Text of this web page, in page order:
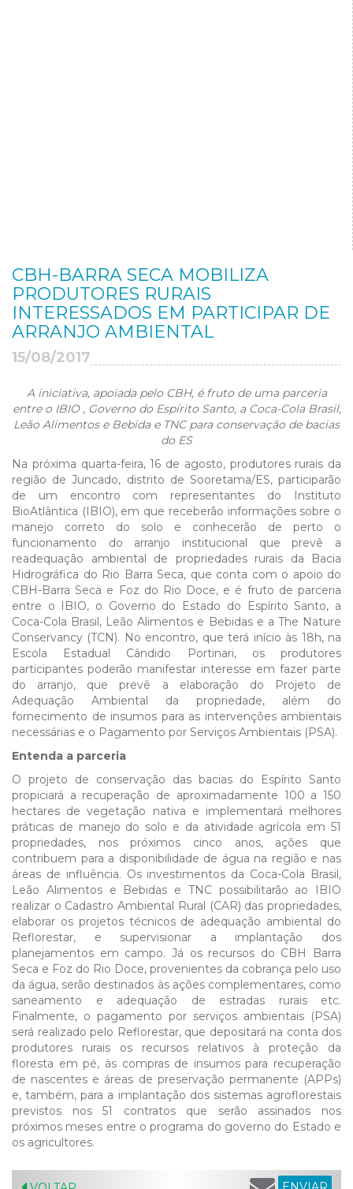
CBH-BARRA SECA MOBILIZA
PRODUTORES RURAIS
INTERESSADOS EM PARTICIPAR DE
ARRANJO AMBIENTAL
15/08/2017
A iniciativa, apoiada pelo CBH, é fruto de uma parceria
entre o IBIO , Governo do Espírito Santo, a Coca-Cola Brasil,
Leão Alimentos e Bebida e TNC para conservação de bacias
do ES
Na próxima quarta-feira, 16 de agosto, produtores rurais da
região de Juncado, distrito de Sooretama/ES, participarão
de um encontro com representantes do Instituto
BioAtlântica (IBIO), em que receberão informações sobre o
manejo correto do solo e conhecerão de perto o
funcionamento do arranjo institucional que prevê a
readequação ambiental de propriedades rurais da Bacia
Hidrográfica do Rio Barra Seca, que conta com o apoio do
CBH-Barra Seca e Foz do Rio Doce, e é fruto de parceria
entre o IBIO, o Governo do Estado do Espírito Santo, a
Coca-Cola Brasil, Leão Alimentos e Bebidas e a The Nature
Conservancy (TCN). No encontro, que terá início às 18h, na
Escola Estadual Cândido Portinari, os produtores
participantes poderão manifestar interesse em fazer parte
do arranjo, que prevê a elaboração do Projeto de
Adequação Ambiental da propriedade, além do
fornecimento de insumos para as intervenções ambientais
necessárias e o Pagamento por Serviços Ambientais (PSA).
Entenda a parceria
O projeto de conservação das bacias do Espírito Santo
propiciará a recuperação de aproximadamente 100 a 150
hectares de vegetação nativa e implementará melhores
práticas de manejo do solo e da atividade agrícola em 51
propriedades, nos próximos cinco anos, ações que
contribuem para a disponibilidade de água na região e nas
áreas de influência. Os investimentos da Coca-Cola Brasil,
Leão Alimentos e Bebidas e TNC possibilitarão ao IBIO
realizar o Cadastro Ambiental Rural (CAR) das propriedades,
elaborar os projetos técnicos de adequação ambiental do
Reflorestar, e supervisionar a implantação dos
planejamentos em campo. Já os recursos do CBH Barra
Seca e Foz do Rio Doce, provenientes da cobrança pelo uso
da água, serão destinados às ações complementares, como
saneamento e adequação de estradas rurais etc.
Finalmente, o pagamento por serviços ambientais (PSA)
será realizado pelo Reflorestar, que depositará na conta dos
produtores rurais os recursos relativos à proteção da
floresta em pé, às compras de insumos para recuperação
de nascentes e áreas de preservação permanente (APPs)
e, também, para a implantação dos sistemas agroflorestais
previstos nos 51 contratos que serão assinados nos
próximos meses entre o programa do governo do Estado e
os agricultores.